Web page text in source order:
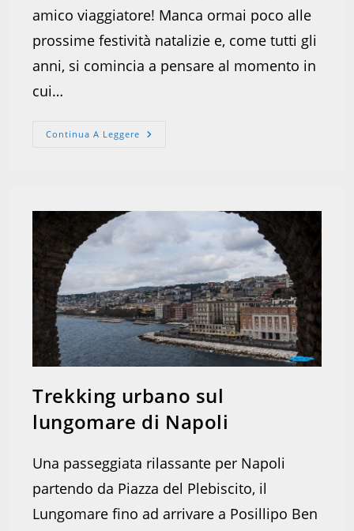
amico viaggiatore! Manca ormai poco alle
prossime festività natalizie e, come tutti gli
anni, si comincia a pensare al momento in
cui…
Continua A Leggere San
Trekking urbano sul
lungomare di Napoli
Una passeggiata rilassante per Napoli
partendo da Piazza del Plebiscito, il
Lungomare fino ad arrivare a Posillipo Ben